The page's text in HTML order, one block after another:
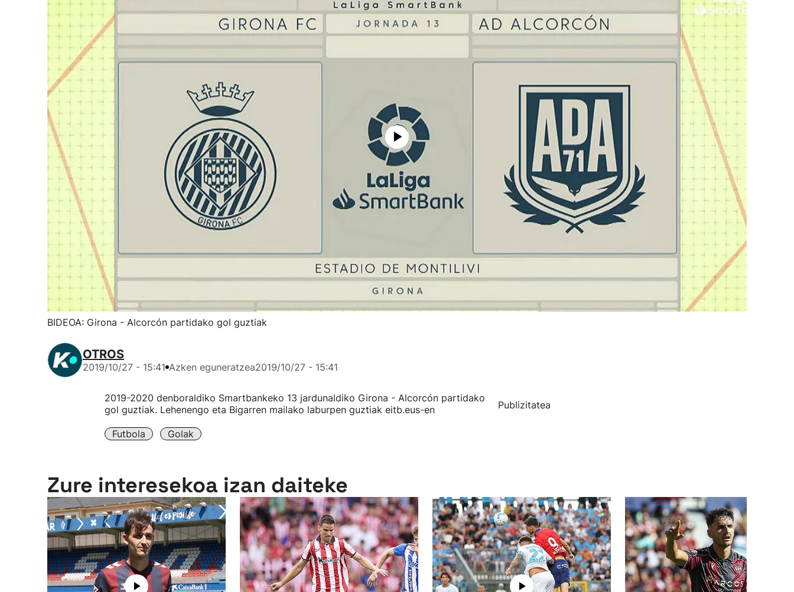
BIDEOA: Girona - Alcorcón partidako gol guztiak
OTROS
2019/10/27 - 15:41 Azken eguneratzea2019/10/27 - 15:41
2019-2020 denboraldiko Smartbankeko 13 jardunaldiko Girona - Alcorcón partidako
gol guztiak. Lehenengo eta Bigarren mailako laburpen guztiak eitb.eus-en
Futbola Golak
Publizitatea
Zure interesekoa izan daiteke